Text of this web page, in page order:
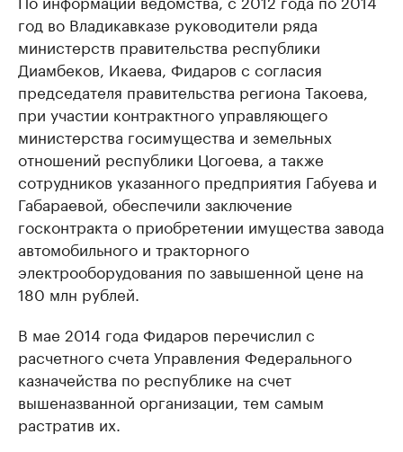
год во Владикавказе руководители ряда
министерств правительства республики
Диамбеков, Икаева, Фидаров с согласия
председателя правительства региона Такоева,
при участии контрактного управляющего
министерства госимущества и земельных
отношений республики Цогоева, а также
сотрудников указанного предприятия Габуева и
Габараевой, обеспечили заключение
госконтракта о приобретении имущества завода
автомобильного и тракторного
электрооборудования по завышенной цене на
180 млн рублей.
В мае 2014 года Фидаров перечислил с
расчетного счета Управления Федерального
казначейства по республике на счет
вышеназванной организации, тем самым
растратив их.